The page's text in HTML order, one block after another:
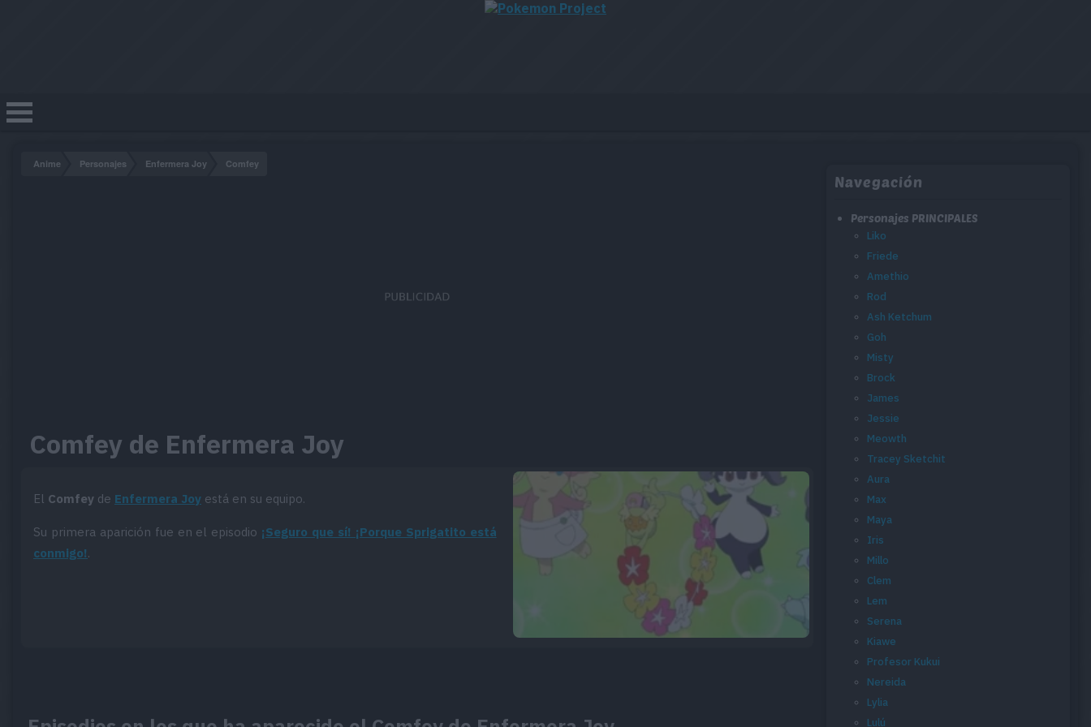
Anime Personajes Enfermera Joy Comfey
Comfey de Enfermera Joy
El Comfey de Enfermera Joy está en su equipo.
Su primera aparición fue en el episodio ¡Seguro que sí! ¡Porque Sprigatito está
conmigo!.
Navegación
Personajes PRINCIPALES
Liko
Friede
Amethio
Rod
Ash Ketchum
Goh
Misty
Brock
James
Jessie
Meowth
Tracey Sketchit
Aura
Max
Maya
Iris
Millo
Clem
Lem
Serena
Kiawe
Profesor Kukui
Nereida
Lylia
Lulú